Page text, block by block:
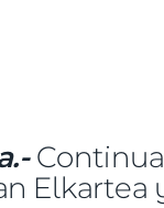
Elkartea